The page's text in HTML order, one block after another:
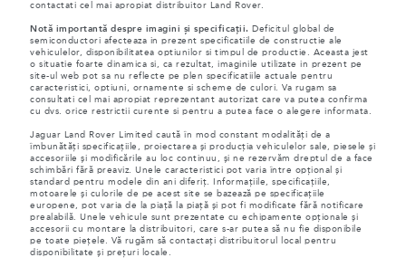
contactati cel mai apropiat distribuitor Land Rover.
Notă importantă despre imagini și specificații. Deficitul global de
semiconductori afecteaza in prezent specificatiile de constructie ale
vehiculelor, disponibilitatea optiunilor si timpul de productie. Aceasta jest
o situatie foarte dinamica si, ca rezultat, imaginile utilizate in prezent pe
site-ul web pot sa nu reflecte pe plen specificatiile actuale pentru
caracteristici, optiuni, ornamente si scheme de culori. Va rugam sa
consultati cel mai apropiat reprezentant autorizat care va putea confirma
cu dvs. orice restrictii curente si pentru a putea face o alegere informata.
Jaguar Land Rover Limited caută în mod constant modalități de a
îmbunătăți specificațiile, proiectarea și producția vehiculelor sale, piesele și
accesoriile și modificările au loc continuu, și ne rezervăm dreptul de a face
schimbări fără preaviz. Unele caracteristici pot varia între opțional și
standard pentru modele din ani diferiț. Informațiile, specificațiile,
motoarele și culorile de pe acest site se bazează pe specificațiile
europene, pot varia de la piață la piață și pot fi modificate fără notificare
prealabilă. Unele vehicule sunt prezentate cu echipamente opționale și
accesorii cu montare la distribuitori, care s-ar putea să nu fie disponibile
pe toate piețele. Vă rugăm să contactați distribuitorul local pentru
disponibilitate și prețuri locale.